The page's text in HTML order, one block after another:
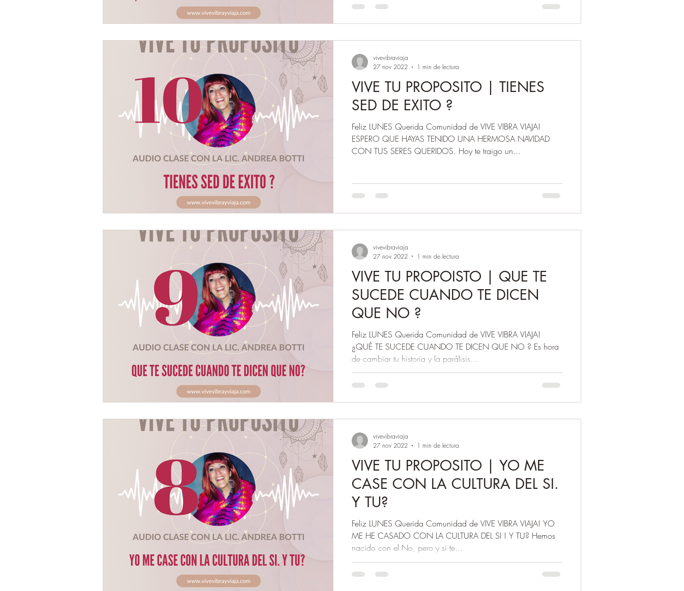
VIVE TU PROPOSITO | TIENES
SED DE EXITO ?
Feliz LUNES Querida Comunidad de VIVE VIBRA VIAJA!
ESPERO QUE HAYAS TENIDO UNA HERMOSA NAVIDAD
CON TUS SERES QUERIDOS. Hoy te traigo un...
vivevibraviaja
27 nov 2022
1 min de lectura
VIVE TU PROPOISTO | QUE TE
SUCEDE CUANDO TE DICEN
QUE NO ?
Feliz LUNES Querida Comunidad de VIVE VIBRA VIAJA!
¿QUÉ TE SUCEDE CUANDO TE DICEN QUE NO ? Es hora
de cambiar tu historia y la parálisis...
vivevibraviaja
27 nov 2022
1 min de lectura
VIVE TU PROPOSITO | YO ME
CASE CON LA CULTURA DEL SI.
Y TU?
Feliz LUNES Querida Comunidad de VIVE VIBRA VIAJA! YO
ME HE CASADO CON LA CULTURA DEL SI ! Y TU? Hemos
nacido con el No, pero y si te...
vivevibraviaja
27 nov 2022
1 min de lectura